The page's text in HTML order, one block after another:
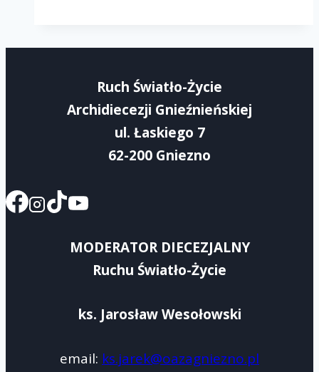
Wspólnoty-
IV
Ruch Światło-Życie
Archidiecezji Gnieźnieńskiej
ul. Łaskiego 7
62-200 Gniezno
MODERATOR DIECEZJALNY
Ruchu Światło-Życie
ks. Jarosław Wesołowski
email: ks.jarek@oazagniezno.pl